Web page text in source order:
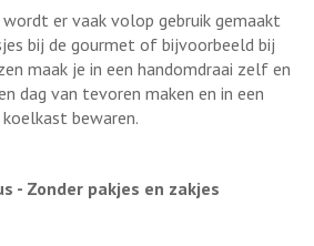
er vaak volop gebruik gemaakt
bij de gourmet of bijvoorbeeld bij
maak je in een handomdraai zelf en
dag van tevoren maken en in een
bewaren.
- Zonder pakjes en zakjes